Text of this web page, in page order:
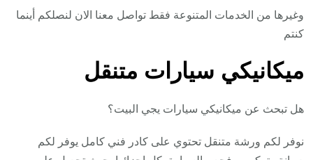
وغيرها من الخدمات المتنوعة فقط تواصل معنا الان لنصلكم أينما
كنتم
ميكانيكي سيارات متنقل
هل تبحث عن ميكانيكي سيارات يجي البيت؟
نوفر لكم ورشة متنقل تحتوي على كادر فني كامل يوفر لكم